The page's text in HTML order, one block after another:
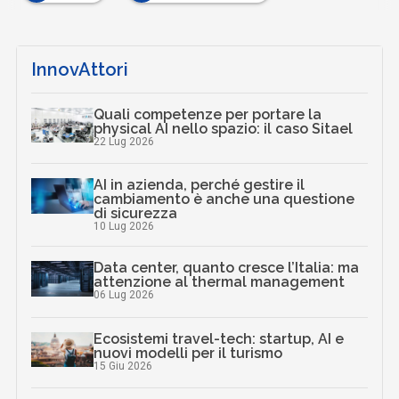
InnovAttori
Quali competenze per portare la
physical AI nello spazio: il caso Sitael
22 Lug 2026
AI in azienda, perché gestire il
cambiamento è anche una questione
di sicurezza
10 Lug 2026
Data center, quanto cresce l’Italia: ma
attenzione al thermal management
06 Lug 2026
Ecosistemi travel-tech: startup, AI e
nuovi modelli per il turismo
15 Giu 2026